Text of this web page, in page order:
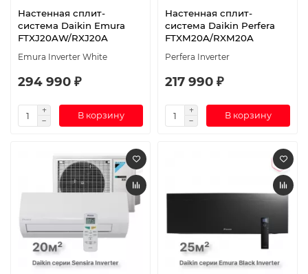
Настенная сплит-
система Daikin Emura
FTXJ20AW/RXJ20A
Emura Inverter White
294 990 ₽
В корзину
Настенная сплит-
система Daikin Perfera
FTXM20A/RXM20A
Perfera Inverter
217 990 ₽
В корзину